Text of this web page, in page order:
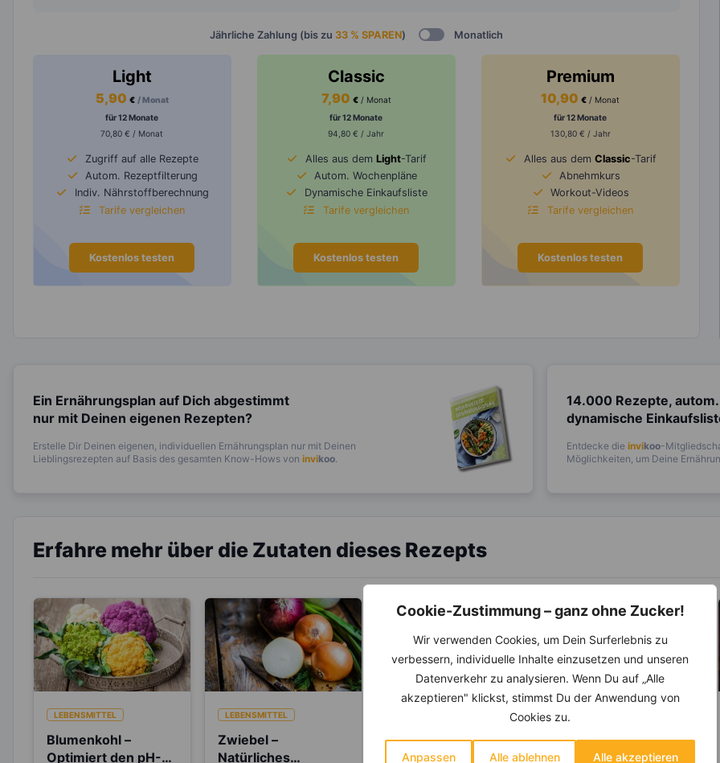
Cookie-Zustimmung – ganz ohne Zucker!
Wir verwenden Cookies, um Dein Surferlebnis zu
verbessern, individuelle Inhalte einzusetzen und unseren
Datenverkehr zu analysieren. Wenn Du auf „Alle
akzeptieren" klickst, stimmst Du der Anwendung von
Cookies zu.
Anpassen Alle ablehnen Alle akzeptieren
Jährliche Zahlung (bis zu 33 % SPAREN) Monatlich
Light
5,90 € / Monat
für 12 Monate
70,80 € / Monat
Zugriff auf alle Rezepte
Autom. Rezeptfilterung
Indiv. Nährstoffberechnung
Tarife vergleichen
Kostenlos testen
Classic
7,90 € / Monat
für 12 Monate
94,80 € / Jahr
Alles aus dem Light-Tarif
Autom. Wochenpläne
Dynamische Einkaufsliste
Tarife vergleichen
Kostenlos testen
Premium
10,90€ / Monat
für 12 Monate
130,80 € / Jahr
Alles aus dem Classic-Tarif
Abnehmkurs
Workout-Videos
Tarife vergleichen
Kostenlos testen
Ein Ernährungsplan auf Dich abgestimmt
nur mit Deinen eigenen Rezepten?
Erstelle Dir Deinen eigenen, individuellen Ernährungsplan nur mit Deinen
Lieblingsrezepten auf Basis des gesamten Know-Hows von invikoo.
14.000 Rezepte,
dynamische
Entdecke die invikoo-
Möglichkeiten, um Deine
Erfahre mehr über die Zutaten dieses Rezepts
LEBENSMITTEL
Blumenkohl –
Optimiert den pH-
LEBENSMITTEL
Zwiebel –
Natürliches
Feldsalat – Die
Nummer 1 unter den
Salz – Die